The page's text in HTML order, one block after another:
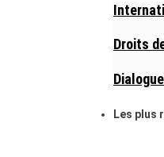
Droits
Les plus